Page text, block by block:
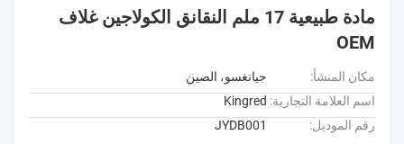
مادة طبيعية 17 ملم النقانق الكولاجين غلاف
OEM
مكان المنشأ:
جيانغسو، الصين
اسم العلامة التجارية: Kingred
رقم الموديل:
JYDB001